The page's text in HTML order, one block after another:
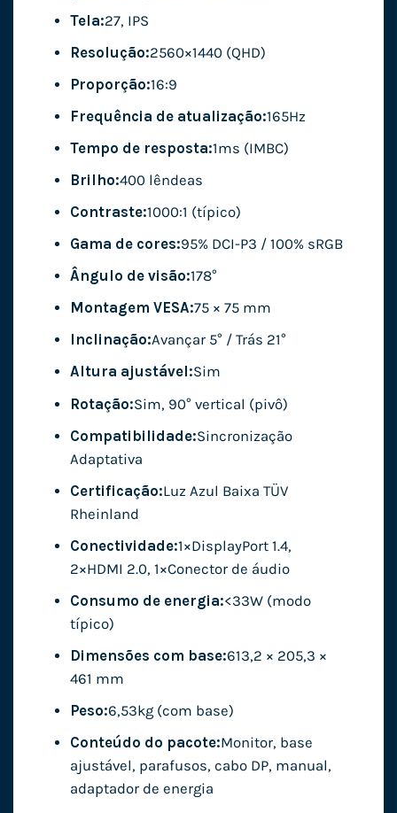
Tela:27, IPS
Resolução:2560×1440 (QHD)
Proporção:16:9
Frequência de atualização:165Hz
Tempo de resposta:1ms (IMBC)
Brilho:400 lêndeas
Contraste:1000:1 (típico)
Gama de cores:95% DCI-P3 / 100% sRGB
Ângulo de visão:178°
Montagem VESA:75 × 75 mm
Inclinação:Avançar 5° / Trás 21°
Altura ajustável:Sim
Rotação:Sim, 90° vertical (pivô)
Compatibilidade:Sincronização
Adaptativa
Certificação:Luz Azul Baixa TÜV
Rheinland
Conectividade:1×DisplayPort 1.4,
2×HDMI 2.0, 1×Conector de áudio
Consumo de energia:<33W (modo
típico)
Dimensões com base:613,2 × 205,3 ×
461 mm
Peso:6,53kg (com base)
Conteúdo do pacote:Monitor, base
ajustável, parafusos, cabo DP, manual,
adaptador de energia